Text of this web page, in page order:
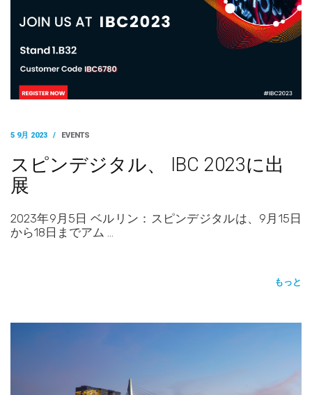
5 9月 2023 / EVENTS
スピンデジタル、 IBC 2023に出
展
2023年9月5日 ベルリン：スピンデジタルは、9月15日
から18日までアム …
もっと